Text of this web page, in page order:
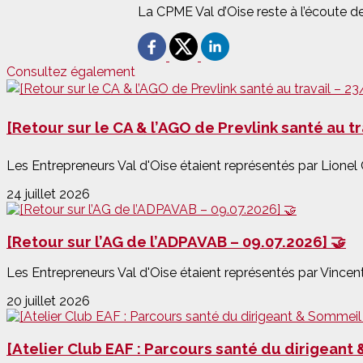
La CPME Val d’Oise reste à
Consultez également
[Retour sur le CA & l’AGO de Prevlink santé au
Les Entrepreneurs Val d'Oise étaient représentés par Lionel
24 juillet 2026
[Retour sur l’AG de l’ADPAVAB – 09.07.2026] 🤝
Les Entrepreneurs Val d'Oise étaient représentés par
20 juillet 2026
[Atelier Club EAF : Parcours santé du dirigeant